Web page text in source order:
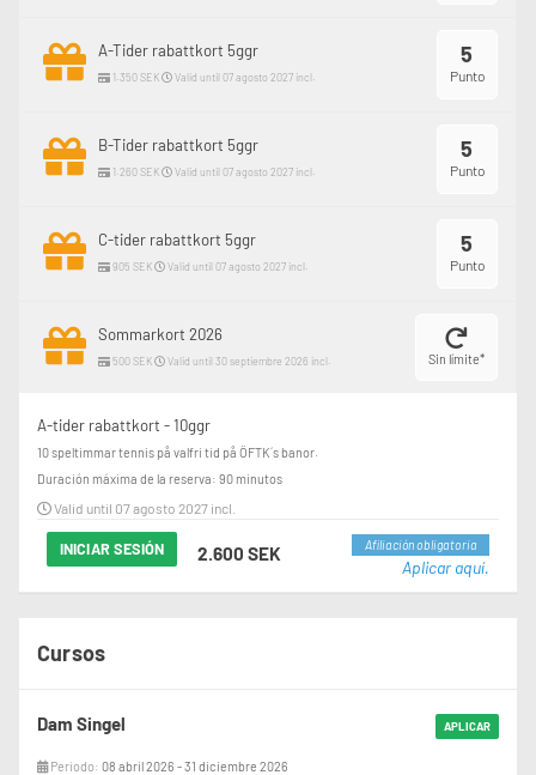
5
Punto
A-Tider rabattkort 5ggr
1.350 SEK Valid until 07 agosto 2027 incl.
5
Punto
B-Tider rabattkort 5ggr
1.260 SEK Valid until 07 agosto 2027 incl.
5
Punto
C-tider rabattkort 5ggr
905 SEK Valid until 07 agosto 2027 incl.
Sin límite*
Sommarkort 2026
500 SEK Valid until 30 septiembre 2026 incl.
A-tider rabattkort - 10ggr
10 speltimmar tennis på valfri tid på ÖFTK´s banor.
Duración máxima de la reserva: 90 minutos
Valid until 07 agosto 2027 incl.
INICIAR SESIÓN 2.600 SEK Afiliación obligatoria
Aplicar aquí.
Cursos
APLICAR
Dam Singel
Periodo: 08 abril 2026 - 31 diciembre 2026